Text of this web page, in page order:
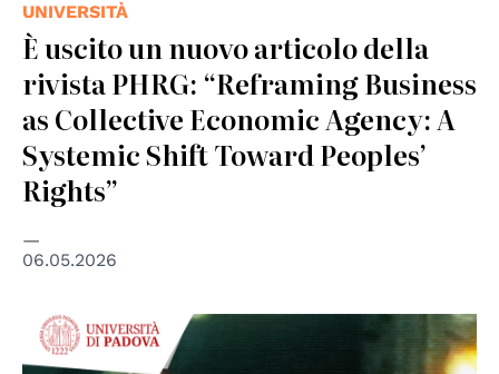
UNIVERSITÀ
È uscito un nuovo articolo della
rivista PHRG: “Reframing Business
as Collective Economic Agency: A
Systemic Shift Toward Peoples’
Rights”
06.05.2026